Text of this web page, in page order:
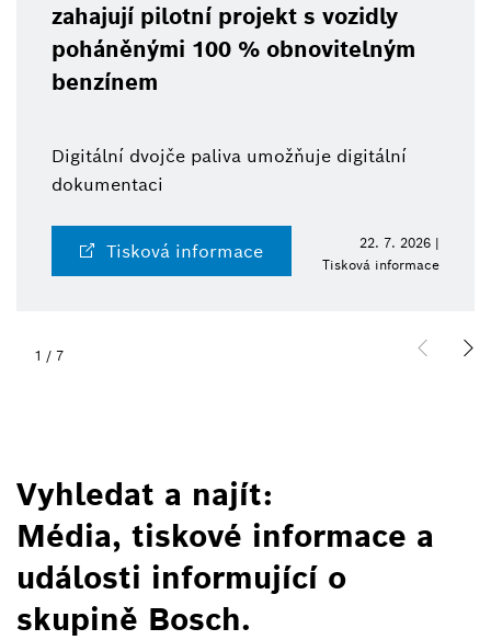
zahajují pilotní projekt s vozidly
poháněnými 100 % obnovitelným
benzínem
Digitální dvojče paliva umožňuje digitální
dokumentaci
Tisková informace
22. 7. 2026 |
Tisková informace
1 / 7
Vyhledat a najít:
Média, tiskové informace a
události informující o
skupině Bosch.